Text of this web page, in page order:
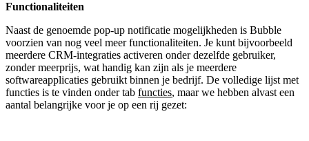
Functionaliteiten
Naast de genoemde pop-up notificatie mogelijkheden is Bubble
voorzien van nog veel meer functionaliteiten. Je kunt bijvoorbeeld
meerdere CRM-integraties activeren onder dezelfde gebruiker,
zonder meerprijs, wat handig kan zijn als je meerdere
softwareapplicaties gebruikt binnen je bedrijf. De volledige lijst met
functies is te vinden onder tab functies, maar we hebben alvast een
aantal belangrijke voor je op een rij gezet: